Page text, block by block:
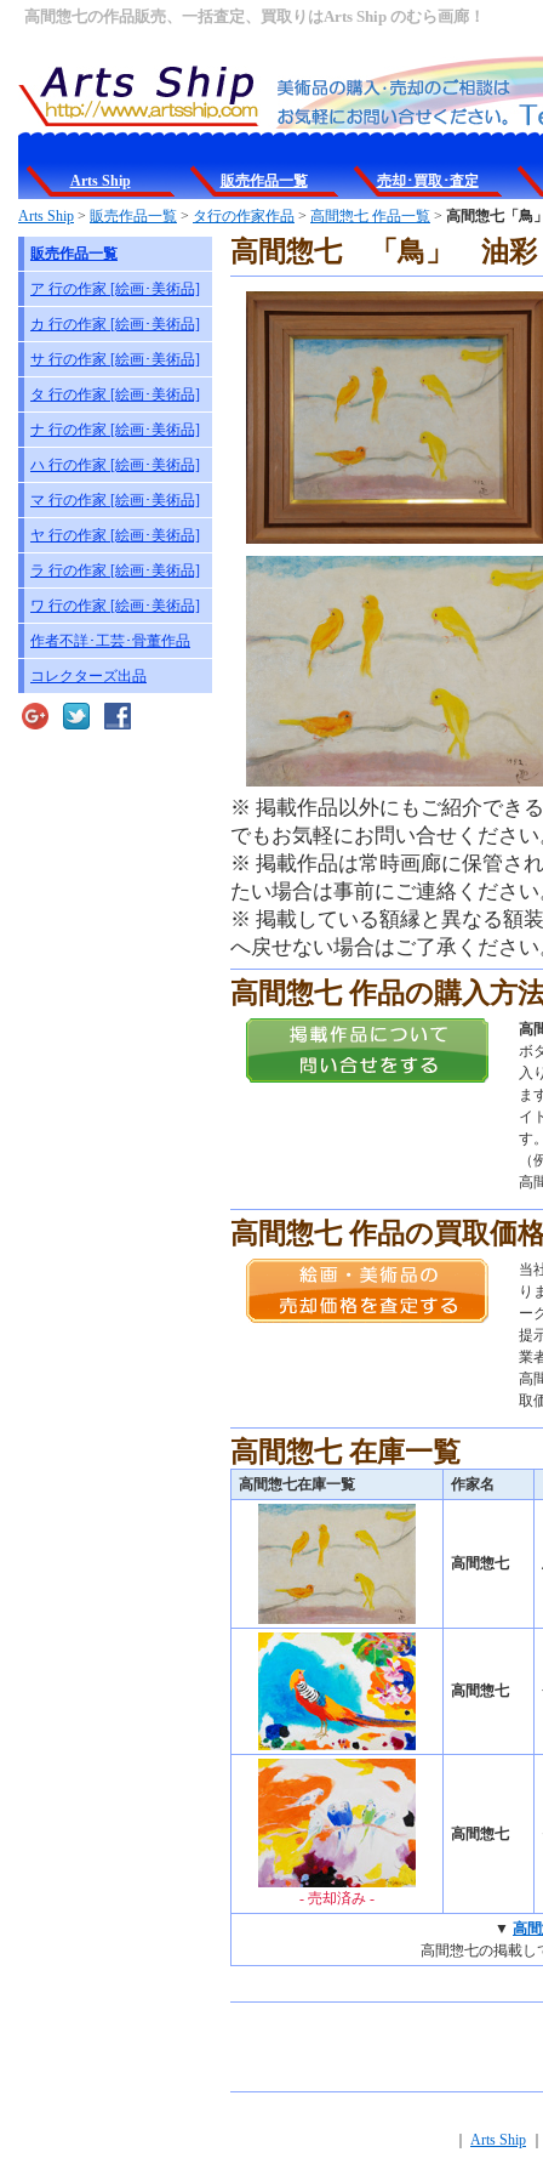
高間惣七の作品販売、一括査定、買取りはArts Ship のむら画廊！
Arts Ship 販売作品一覧 売却･買取･査定
Arts Ship > 販売作品一覧 > タ行の作家作品 > 高間惣七 作品一覧 > 高間惣七「鳥
高間惣七 「鳥」 油彩
※ 掲載作品以外にもご紹介でき
でもお気軽にお問い合せくださ
※ 掲載作品は常時画廊に保管さ
たい場合は事前にご連絡くださ
※ 掲載している額縁と異なる額
へ戻せない場合はご了承くださ
高間惣七 作品の購入方
高
ボ
入
ま
イ
す
（
高
高間惣七 作品の買取価
当
り
ー
提
業
高
取
高間惣七 在庫一覧
高間惣七在庫一覧 作家名
高間惣七
高間惣七
- 売却済み -
高間惣七
▼ 高
高間惣七の掲載し
販売作品一覧
ア 行の作家 [絵画･美術品]
カ 行の作家 [絵画･美術品]
サ 行の作家 [絵画･美術品]
タ 行の作家 [絵画･美術品]
ナ 行の作家 [絵画･美術品]
ハ 行の作家 [絵画･美術品]
マ 行の作家 [絵画･美術品]
ヤ 行の作家 [絵画･美術品]
ラ 行の作家 [絵画･美術品]
ワ 行の作家 [絵画･美術品]
作者不詳･工芸･骨董作品
コレクターズ出品
Arts Ship